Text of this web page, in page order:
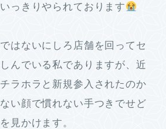
っきりやられております
はないにしろ店舗を回ってセ
んでいる私でありますが、近
ラホラと新規参入されたのか
い顔で慣れない手つきでせど
見かけます。